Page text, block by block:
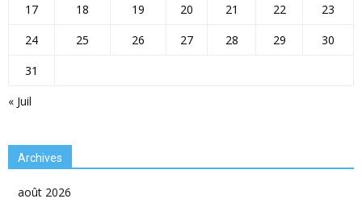
« Juil
17
18 19 20 21 22
23
24
25 26 27 28 29
30
31
Archives
août 2026